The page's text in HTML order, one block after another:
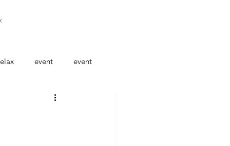
event event